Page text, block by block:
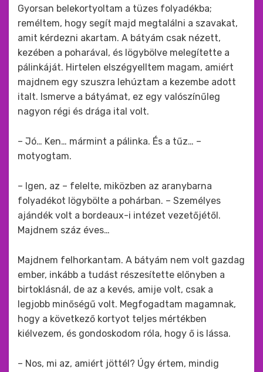
Gyorsan belekortyoltam a tüzes folyadékba;
reméltem, hogy segít majd megtalálni a szavakat,
amit kérdezni akartam. A bátyám csak nézett,
kezében a poharával, és lögybölve melegítette a
pálinkáját. Hirtelen elszégyelltem magam, amiért
majdnem egy szuszra lehúztam a kezembe adott
italt. Ismerve a bátyámat, ez egy valószínűleg
nagyon régi és drága ital volt.
– Jó… Ken… mármint a pálinka. És a tűz… –
motyogtam.
– Igen, az – felelte, miközben az aranybarna
folyadékot lögybölte a pohárban. – Személyes
ajándék volt a bordeaux-i intézet vezetőjétől.
Majdnem száz éves…
Majdnem felhorkantam. A bátyám nem volt gazdag
ember, inkább a tudást részesítette előnyben a
birtoklásnál, de az a kevés, amije volt, csak a
legjobb minőségű volt. Megfogadtam magamnak,
hogy a következő kortyot teljes mértékben
kiélvezem, és gondoskodom róla, hogy ő is lássa.
– Nos, mi az, amiért jöttél? Úgy értem, mindig